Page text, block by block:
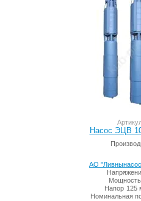
Насос ЭЦВ
АО
Напор 125
Номинальная